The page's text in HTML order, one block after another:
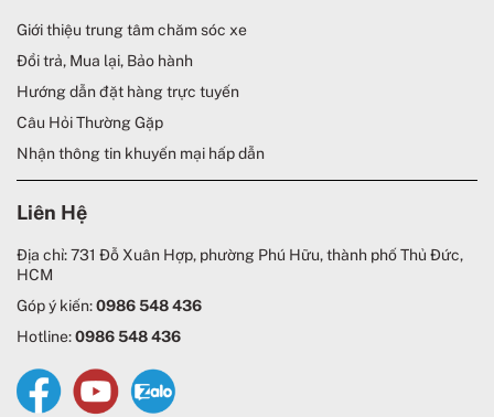
Giới thiệu trung tâm chăm sóc xe
Đổi trả, Mua lại, Bảo hành
Hướng dẫn đặt hàng trực tuyến
Câu Hỏi Thường Gặp
Nhận thông tin khuyến mại hấp dẫn
Liên Hệ
Địa chỉ: 731 Đỗ Xuân Hợp, phường Phú Hữu, thành phố Thủ Đức,
HCM
Góp ý kiến:0986 548 436
Hotline:0986 548 436